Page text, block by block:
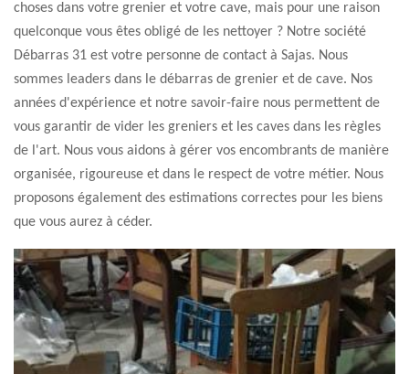
choses dans votre grenier et votre cave, mais pour une raison
quelconque vous êtes obligé de les nettoyer ? Notre société
Débarras 31 est votre personne de contact à Sajas. Nous
sommes leaders dans le débarras de grenier et de cave. Nos
années d'expérience et notre savoir-faire nous permettent de
vous garantir de vider les greniers et les caves dans les règles
de l'art. Nous vous aidons à gérer vos encombrants de manière
organisée, rigoureuse et dans le respect de votre métier. Nous
proposons également des estimations correctes pour les biens
que vous aurez à céder.